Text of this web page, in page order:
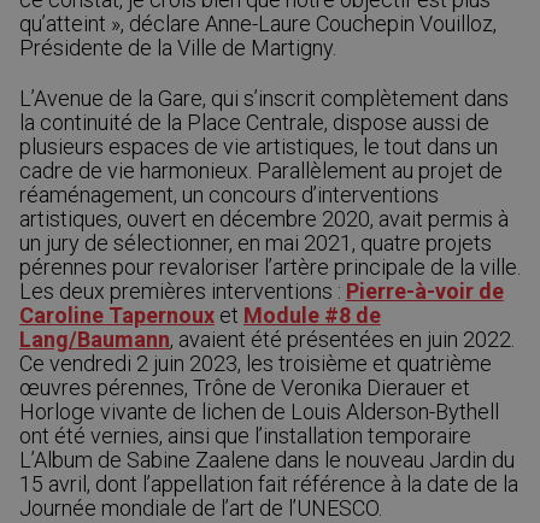
qu’atteint », déclare Anne-Laure Couchepin Vouilloz,
Présidente de la Ville de Martigny.
L’Avenue de la Gare, qui s’inscrit complètement dans
la continuité de la Place Centrale, dispose aussi de
plusieurs espaces de vie artistiques, le tout dans un
cadre de vie harmonieux. Parallèlement au projet de
réaménagement, un concours d’interventions
artistiques, ouvert en décembre 2020, avait permis à
un jury de sélectionner, en mai 2021, quatre projets
pérennes pour revaloriser l’artère principale de la ville.
Les deux premières interventions : Pierre-à-voir de
Caroline Tapernouxet Module #8 de
Lang/Baumann, avaient été présentées en juin 2022.
Ce vendredi 2 juin 2023, les troisième et quatrième
œuvres pérennes, Trône de Veronika Dierauer et
Horloge vivante de lichen de Louis Alderson-Bythell
ont été vernies, ainsi que l’installation temporaire
L’Album de Sabine Zaalene dans le nouveau Jardin du
15 avril, dont l’appellation fait référence à la date de la
Journée mondiale de l’art de l’UNESCO.